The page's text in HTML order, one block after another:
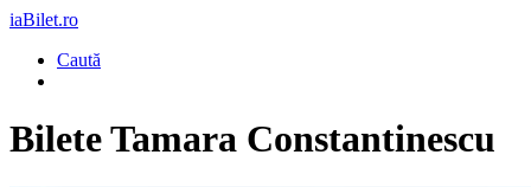
iaBilet.ro
Caută
BileteTamara Constantinescu